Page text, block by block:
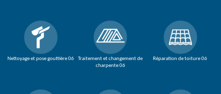
Nettoyage et pose gouttière 06
Traitement et changement de
charpente 06
Réparation de toiture 06